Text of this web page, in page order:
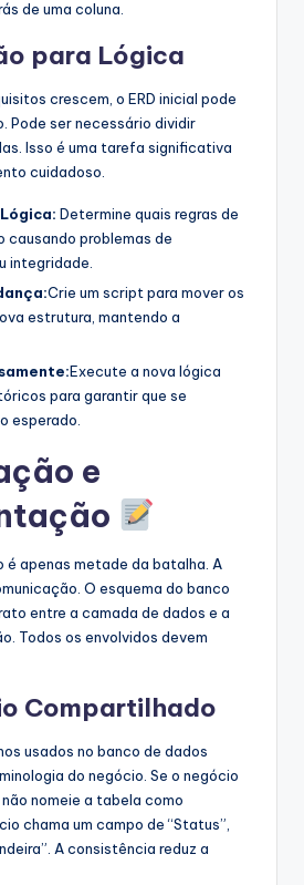
de uma coluna.
para Lógica
crescem, o ERD inicial pode
Pode ser necessário dividir
Isso é uma tarefa significativa
cuidadoso.
Determine quais regras de
causando problemas de
integridade.
Crie um script para mover os
estrutura, mantendo a
Execute a nova lógica
para garantir que se
esperado.
e
é apenas metade da batalha. A
O esquema do banco
entre a camada de dados e a
Todos os envolvidos devem
Compartilhado
usados no banco de dados
do negócio. Se o negócio
nomeie a tabela como
chama um campo de “Status”,
A consistência reduz a